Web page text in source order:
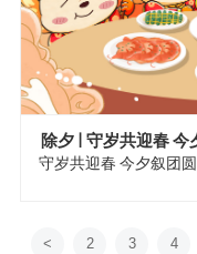
除夕 | 守岁共迎春 今
守岁共迎春 今夕叙团圆
< 2 3 4